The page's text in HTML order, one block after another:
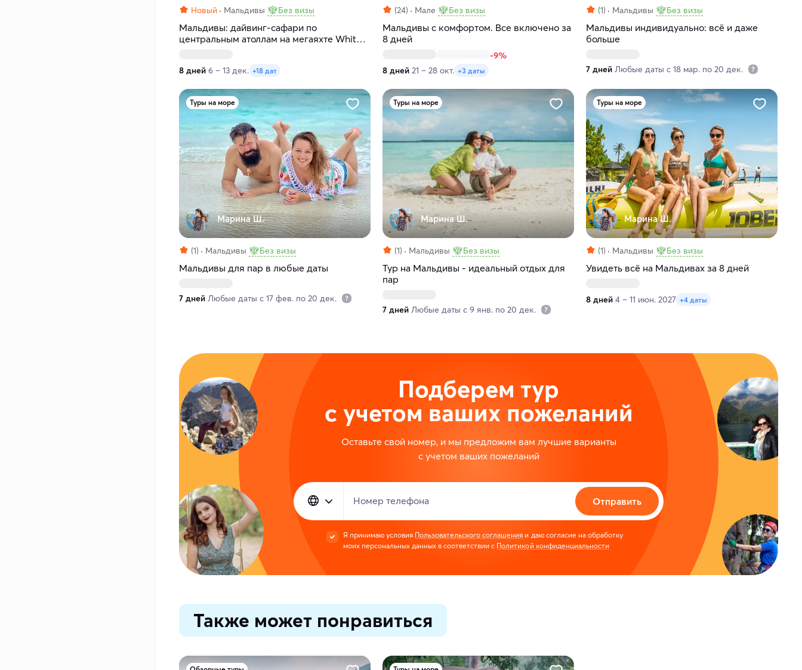
Новый Мальдивы Без визы
Мальдивы: дайвинг-сафари по
центральным атоллам на мегаяхте White
8 дней 6 – 13 дек. +18 дат
(24) Мале Без визы
Мальдивы с комфортом. Все включено за
8 дней
-9%
8 дней 21 – 28 окт. +3 даты
(1) Мальдивы Без визы
Мальдивы индивидуально: всё и даже
больше
7 дней Любые даты с 18 мар. по 20 дек.
Туры на море
Марина Ш.
(1) Мальдивы Без визы
Мальдивы для пар в любые даты
7 дней Любые даты с 17 фев. по 20 дек.
Туры на море
Марина Ш.
(1) Мальдивы Без визы
Тур на Мальдивы - идеальный отдых для
пар
7 дней Любые даты с 9 янв. по 20 дек.
Туры на море
Марина Ш.
(1) Мальдивы Без визы
Увидеть всё на Мальдивах за 8 дней
8 дней 4 – 11 июн. 2027 +4 даты
Подберем тур
с учетом ваших пожеланий
Оставьте свой номер, и мы предложим вам лучшие варианты
с учетом ваших пожеланий
Номер телефона Отправить
Я принимаю условия Пользовательского соглашения и даю согласие на обработку
моих персональных данных в соответствии с Политикой конфиденциальности
Также может понравиться